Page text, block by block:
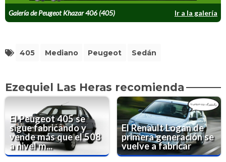
Galería de Peugeot Khazar 406 (405) Ir a la galería
405 Mediano Peugeot Sedán
Ezequiel Las Heras recomienda
El Peugeot 405 se
sigue fabricando y
vende más que el 508
a nivel m...
El Renault Logan de
primera generación se
vuelve a fabricar